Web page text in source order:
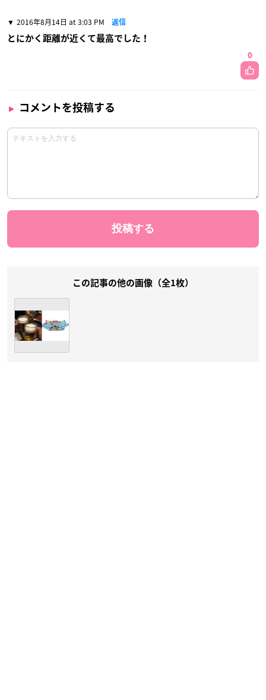
2016年8月14日 at 3:03 PM 返信
とにかく距離が近くて最高でした！
0
コメントを投稿する
この記事の他の画像（全1枚）